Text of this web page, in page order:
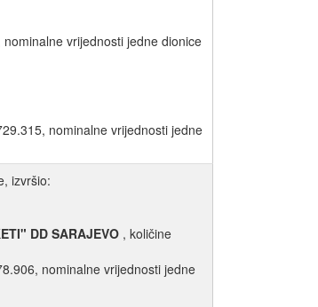
vrijednosti jedne dionice
nominalne vrijednosti jedne
izvršio:
DD SARAJEVO , količine
nominalne vrijednosti jedne